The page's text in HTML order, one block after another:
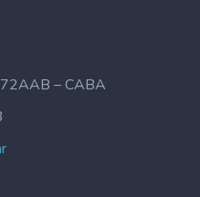
– CABA